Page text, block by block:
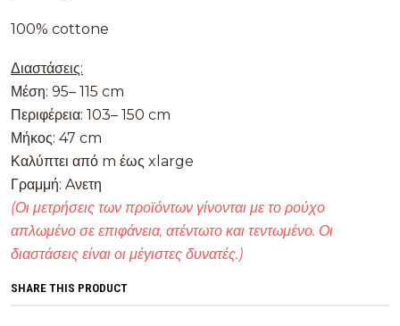
100% cottone
Διαστάσεις:
Μέση: 95– 115 cm
Περιφέρεια: 103– 150 cm
Μήκος: 47 cm
Καλύπτει από m έως xlarge
Γραμμή: Aνετη
(Οι μετρήσεις των προϊόντων γίνονται με το ρούχο
απλωμένο σε επιφάνεια, ατέντωτο και τεντωμένο. Οι
διαστάσεις είναι οι μέγιστες δυνατές.)
SHARE THIS PRODUCT